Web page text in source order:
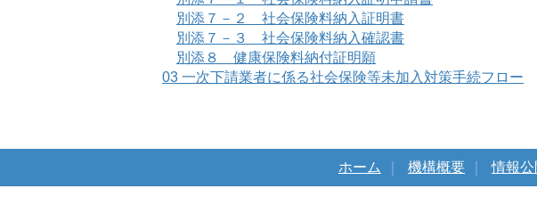
別添７－２ 社会保険料納入証明書
別添７－３ 社会保険料納入確認書
別添８ 健康保険料納付証明願
03 一次下請業者に係る社会保険等未加入対策手続フロー
ホーム 機構概要 情報公